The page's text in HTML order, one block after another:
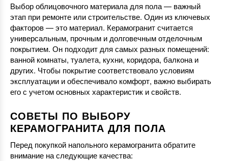
Выбор облицовочного материала для пола — важный
этап при ремонте или строительстве. Один из ключевых
факторов — это материал. Керамогранит считается
универсальным, прочным и долговечным отделочным
покрытием. Он подходит для самых разных помещений:
ванной комнаты, туалета, кухни, коридора, балкона и
других. Чтобы покрытие соответствовало условиям
эксплуатации и обеспечивало комфорт, важно выбирать
его с учетом основных характеристик и свойств.
СОВЕТЫ ПО ВЫБОРУ
КЕРАМОГРАНИТА ДЛЯ ПОЛА
Перед покупкой напольного керамогранита обратите
внимание на следующие качества: